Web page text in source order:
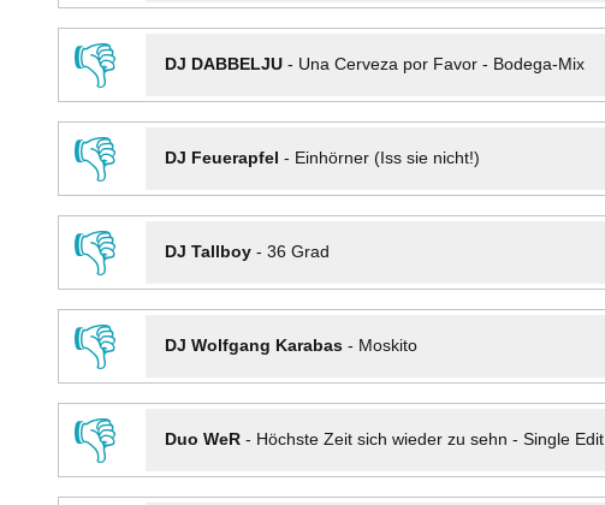
👎
DJ DABBELJU- Una Cerveza por Favor - Bodega-Mix
👎
DJ Feuerapfel - Einhörner (Iss sie nicht!)
👎
DJ Tallboy- 36 Grad
👎
DJ Wolfgang Karabas- Moskito
👎
Duo WeR- Höchste Zeit sich wieder zu sehn - Single Edit